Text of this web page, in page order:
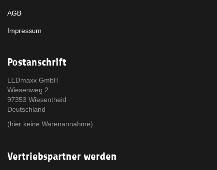
AGB
Impressum
Postanschrift
LEDmaxx GmbH
Wiesenweg 2
97353 Wiesentheid
Deutschland
(hier keine Warenannahme)
Vertriebspartner werden